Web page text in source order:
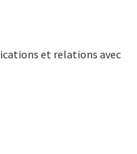
et relations avec